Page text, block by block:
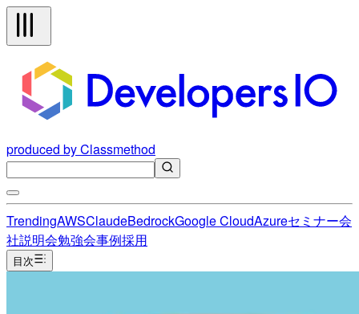
produced by Classmethod
TrendingAWSClaudeBedrockGoogle CloudAzureセミナー会
社説明会勉強会事例採用
目次